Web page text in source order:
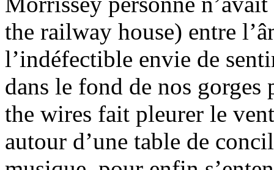
the railway house) entre
l’indéfectible envie de
dans le fond de nos
the wires fait pleurer le
autour d’une table de